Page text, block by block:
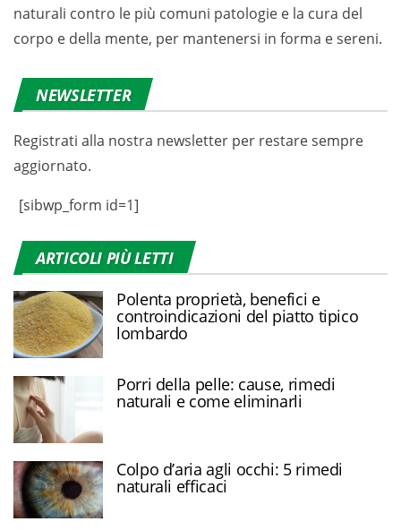
naturali contro le più comuni patologie e la cura del
corpo e della mente, per mantenersi in forma e sereni.
NEWSLETTER
Registrati alla nostra newsletter per restare sempre
aggiornato.
[sibwp_form id=1]
ARTICOLI PIÙ LETTI
Polenta proprietà, benefici e
controindicazioni del piatto tipico
lombardo
Porri della pelle: cause, rimedi
naturali e come eliminarli
Colpo d’aria agli occhi: 5 rimedi
naturali efficaci